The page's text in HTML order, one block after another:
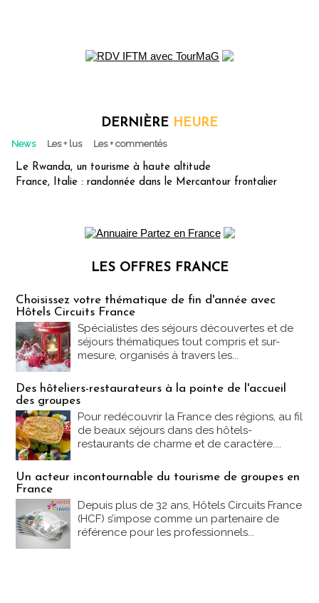
DERNIÈRE HEURE
News Les + lus Les + commentés
Le Rwanda, un tourisme à haute altitude
France, Italie : randonnée dans le Mercantour frontalier
LES OFFRES FRANCE
Choisissez votre thématique de fin d'année avec
Hôtels Circuits France
Spécialistes des séjours découvertes et de
séjours thématiques tout compris et sur-
mesure, organisés à travers les...
Des hôteliers-restaurateurs à la pointe de l'accueil
des groupes
Pour redécouvrir la France des régions, au fil
de beaux séjours dans des hôtels-
restaurants de charme et de caractère....
Un acteur incontournable du tourisme de groupes en
France
Depuis plus de 32 ans, Hôtels Circuits France
(HCF) s’impose comme un partenaire de
référence pour les professionnels...